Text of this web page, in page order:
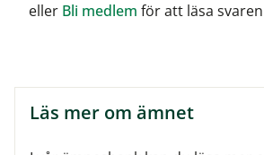
Läs mer om ämnet
eller Bli medlem för att läsa svaren